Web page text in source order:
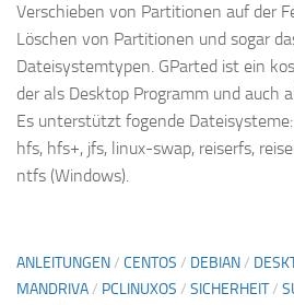
Verschieben von Partitionen auf der
Löschen von Partitionen und sogar
Dateisystemtypen. GParted ist ein
der als Desktop Programm und auch
Es unterstützt fogende
hfs, hfs+, jfs, linux-swap, reiserfs,
ntfs (Windows).
ANLEITUNGEN/ CENTOS / DEBIAN/
MANDRIVA/ PCLINUXOS / SICHERHEIT/